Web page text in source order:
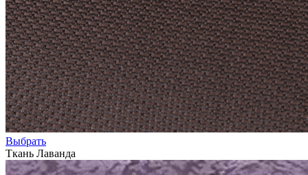
Выбрать
Ткань Лаванда